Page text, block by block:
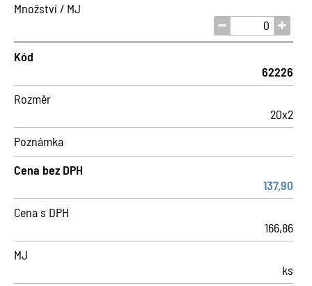
Množství / MJ
Kód
62226
Rozměr
20x2
Poznámka
Cena bez DPH
137,90
Cena s DPH
166,86
MJ
ks